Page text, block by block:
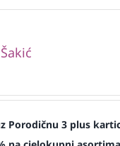
Porodičnu 3 plus